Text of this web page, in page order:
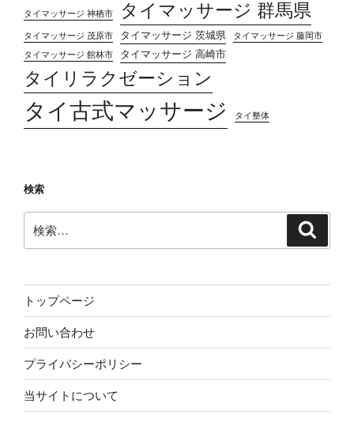
タイマッサージ 神栖市 タイマッサージ 群馬県
タイマッサージ 茂原市 タイマッサージ 茨城県
タイマッサージ 藤岡市
タイマッサージ 館林市
タイマッサージ 高崎市
タイリラクゼーション
タイ古式マッサージ タイ整体
検索
索:
トップページ
お問い合わせ
プライバシーポリシー
当サイトについて